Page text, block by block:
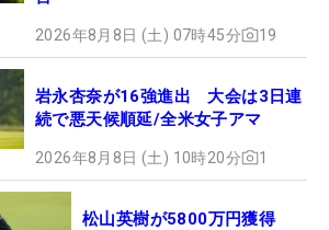
2026年8月8日 (土) 07時45分 19
岩永杏奈が16強進出 大会は3日連
続で悪天候順延/全米女子アマ
2026年8月8日 (土) 10時20分 1
松山英樹が5800万円獲得